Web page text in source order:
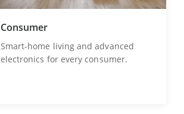
Consumer
Smart-home living and advanced
electronics for every consumer.